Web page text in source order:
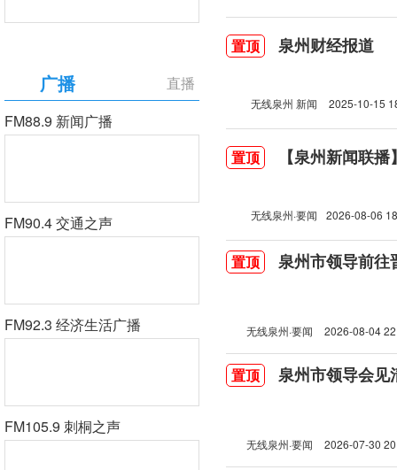
直播
广播
FM88.9 新闻广播
FM90.4 交通之声
FM92.3 经济生活广播
FM105.9 刺桐之声
置顶 泉州财经报道
无线泉州 新闻 2025-10-15
置顶 【泉州新闻联
无线泉州·要闻 2026-08-06
置顶 泉州市领导前往
无线泉州·要闻 2026-08-04
置顶 泉州市领导会见
无线泉州·要闻 2026-07-30